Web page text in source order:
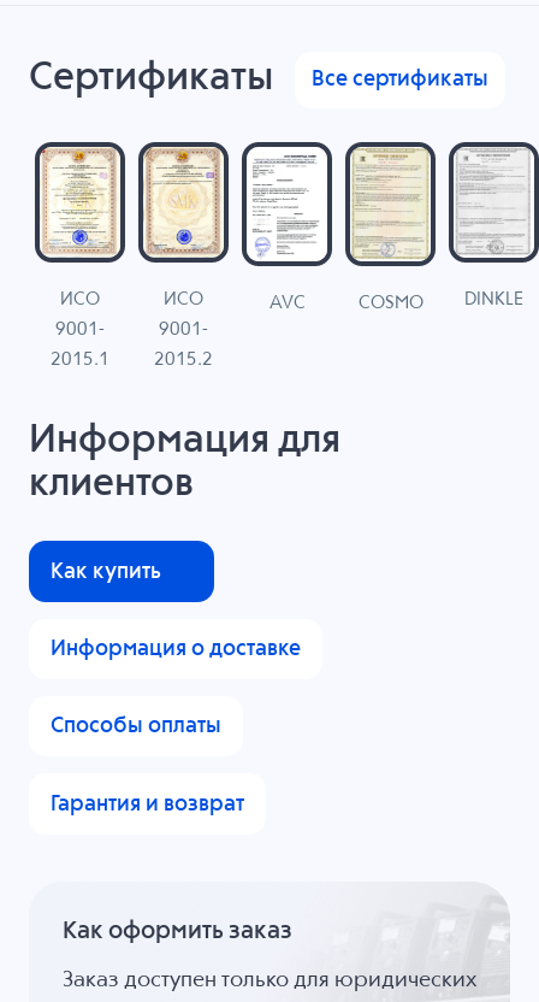
Сертификаты Все сертификаты
ИСО
9001-
2015.1
ИСО
9001-
2015.2
AVC COSMO DINKLE
Информация для
клиентов
Как купить
Информация о доставке
Способы оплаты
Гарантия и возврат
Как оформить заказ
Заказ доступен только для юридических